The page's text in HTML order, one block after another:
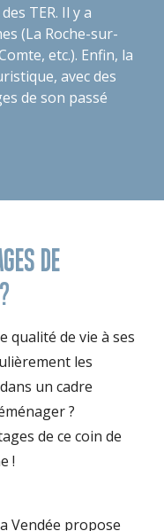
TER. Il y a
(La Roche-sur-
etc.). Enfin, la
avec des
de son passé
DE
qualité de vie à ses
les
un cadre
?
de ce coin de
!
Vendée propose